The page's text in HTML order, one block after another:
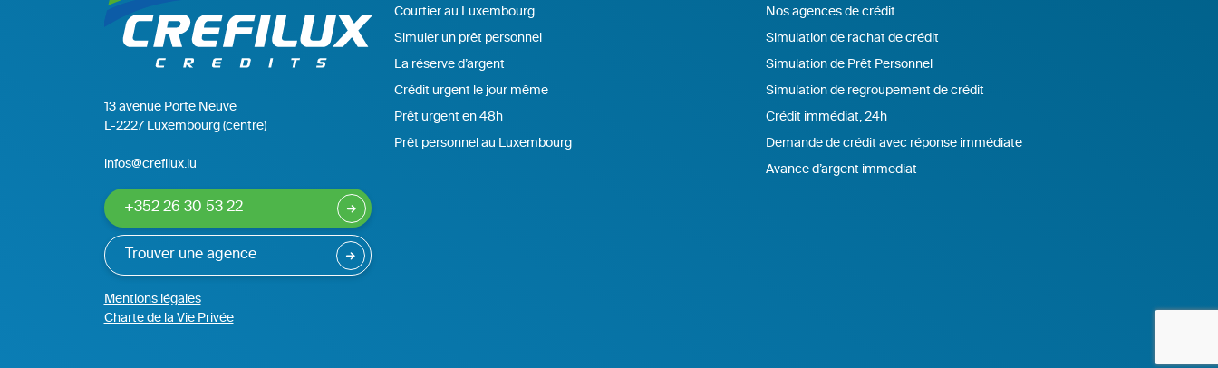
13 avenue Porte Neuve
L-2227 Luxembourg (centre)
infos@crefilux.lu
+352 26 30 53 22
Trouver une agence
Mentions légales
Charte de la Vie Privée
Courtier au Luxembourg
Simuler un prêt personnel
La réserve d’argent
Crédit urgent le jour même
Prêt urgent en 48h
Prêt personnel au Luxembourg
Nos agences de crédit
Simulation de rachat de crédit
Simulation de Prêt Personnel
Simulation de regroupement de crédit
Crédit immédiat, 24h
Demande de crédit avec réponse immédiate
Avance d’argent immediat